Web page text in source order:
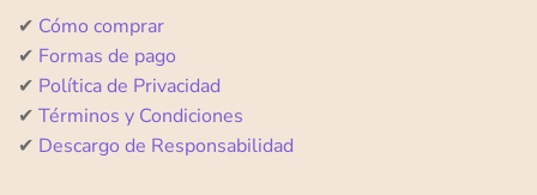
✔ Cómo comprar
✔ Formas de pago
✔ Política de Privacidad
✔ Términos y Condiciones
✔ Descargo de Responsabilidad